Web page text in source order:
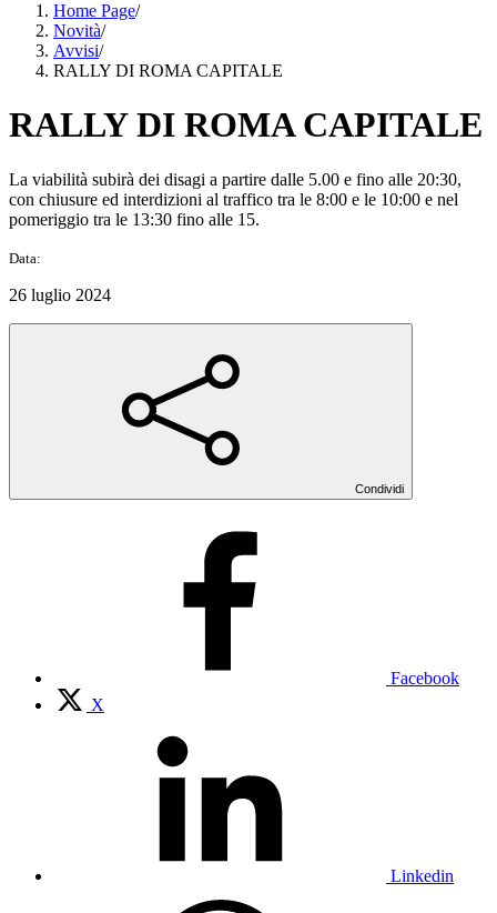
Home Page/
Novità/
Avvisi/
RALLY DI ROMA CAPITALE
RALLY DI ROMA CAPITALE
La viabilità subirà dei disagi a partire dalle 5.00 e fino alle 20:30,
con chiusure ed interdizioni al traffico tra le 8:00 e le 10:00 e nel
pomeriggio tra le 13:30 fino alle 15.
Data:
26 luglio 2024
Condividi
Facebook
X
Linkedin